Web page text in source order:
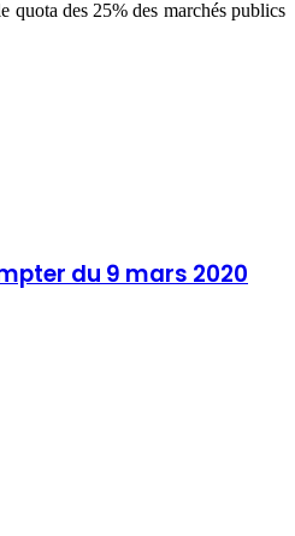
quota des 25% des marchés publics
du 9 mars 2020